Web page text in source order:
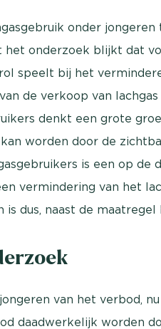
onder
het onderzoek blijkt dat
speelt bij het
de verkoop van
denkt een grote
worden door de
is een op
vermindering van het
is dus, naast de
van het verbod,
daadwerkelijk worden